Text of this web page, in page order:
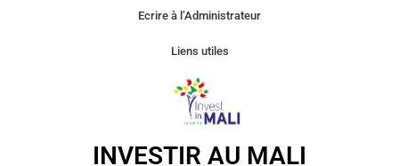
Ecrire à l’Administrateur
Liens utiles
INVESTIR AU MALI